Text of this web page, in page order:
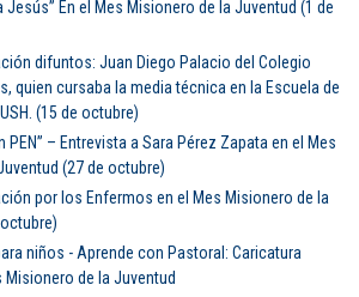
Jesús” En el Mes Misionero de la Juventud (1 de
difuntos: Juan Diego Palacio del Colegio
quien cursaba la media técnica en la Escuela de
(15 de octubre)
PEN” – Entrevista a Sara Pérez Zapata en el Mes
(27 de octubre)
por los Enfermos en el Mes Misionero de la
niños - Aprende con Pastoral: Caricatura
Misionero de la Juventud